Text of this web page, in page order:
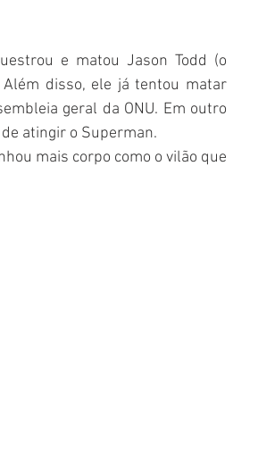
e matou Jason Todd (o
disso, ele já tentou matar
geral da ONU. Em outro
atingir o Superman.
mais corpo como o vilão que